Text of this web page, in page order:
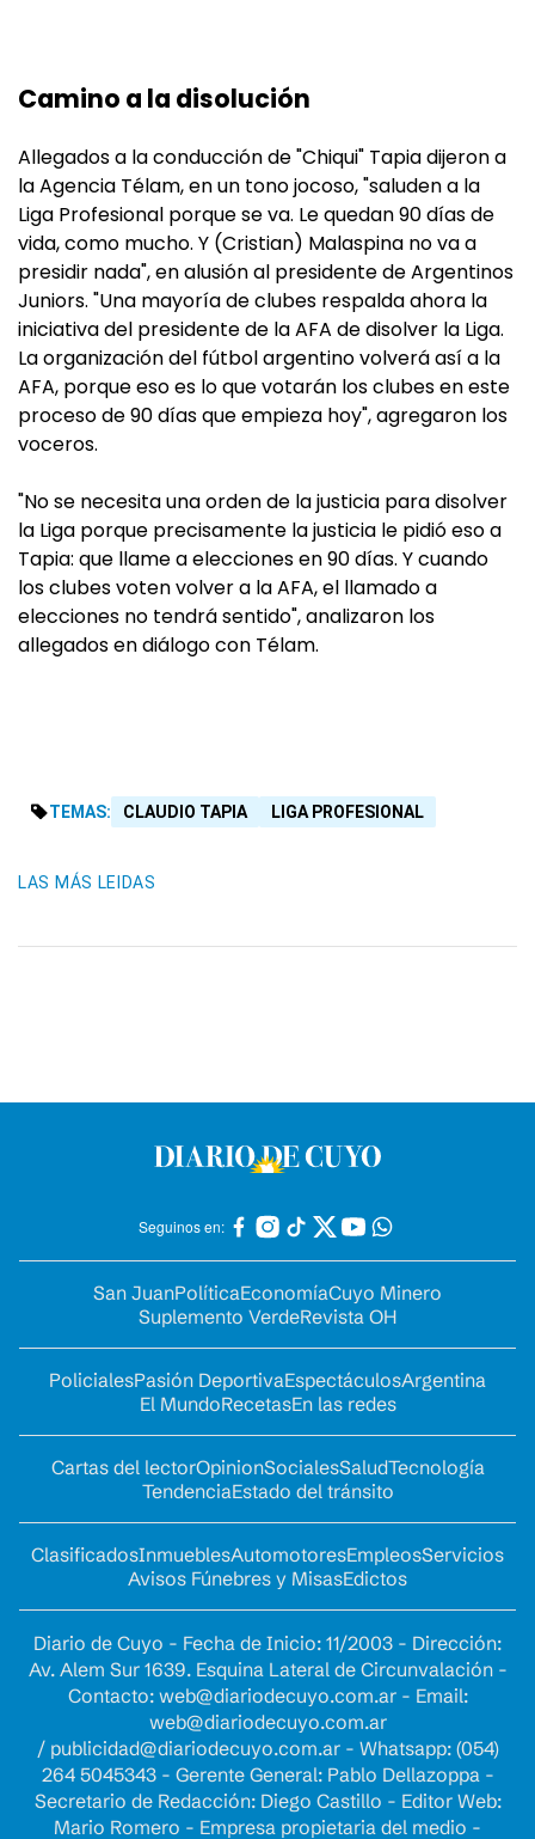
Camino a la disolución
Allegados a la conducción de "Chiqui" Tapia dijeron a
la Agencia Télam, en un tono jocoso, "saluden a la
Liga Profesional porque se va. Le quedan 90 días de
vida, como mucho. Y (Cristian) Malaspina no va a
presidir nada", en alusión al presidente de Argentinos
Juniors. "Una mayoría de clubes respalda ahora la
iniciativa del presidente de la AFA de disolver la Liga.
La organización del fútbol argentino volverá así a la
AFA, porque eso es lo que votarán los clubes en este
proceso de 90 días que empieza hoy", agregaron los
voceros.
"No se necesita una orden de la justicia para disolver
la Liga porque precisamente la justicia le pidió eso a
Tapia: que llame a elecciones en 90 días. Y cuando
los clubes voten volver a la AFA, el llamado a
elecciones no tendrá sentido", analizaron los
allegados en diálogo con Télam.
TEMAS: CLAUDIO TAPIA LIGA PROFESIONAL
LAS MÁS LEIDAS
Seguinos en:
San JuanPolíticaEconomíaCuyo Minero
Suplemento VerdeRevista OH
PolicialesPasión DeportivaEspectáculosArgentina
El MundoRecetasEn las redes
Cartas del lectorOpinionSocialesSaludTecnología
TendenciaEstado del tránsito
ClasificadosInmueblesAutomotoresEmpleosServicios
Avisos Fúnebres y MisasEdictos
Diario de Cuyo - Fecha de Inicio: 11/2003 - Dirección:
Av. Alem Sur 1639. Esquina Lateral de Circunvalación -
Contacto: web@diariodecuyo.com.ar- Email:
web@diariodecuyo.com.ar
/ publicidad@diariodecuyo.com.ar- Whatsapp: (054)
264 5045343 - Gerente General: Pablo Dellazoppa -
Secretario de Redacción: Diego Castillo - Editor Web:
Mario Romero - Empresa propietaria del medio -